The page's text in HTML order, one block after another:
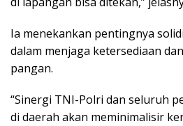
Ia menekankan pentingnya
dalam menjaga ketersediaan
pangan.
“Sinergi TNI-Polri dan seluruh
di daerah akan meminimalisir